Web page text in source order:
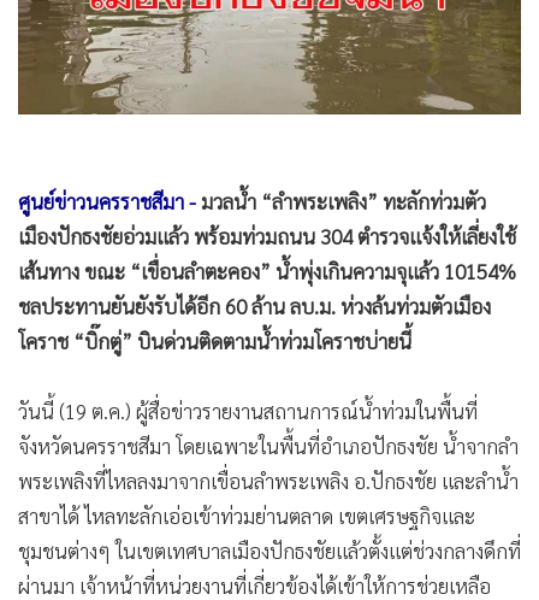
• Infographic
• การเมือง
ท่องเที่ยว
• Special Scoop
• เศรษฐกิจ-ธุรกิจ
• จีน
• ชุมชน-คุณภาพชีวิต
• อาชญากรรม
Motoring
•
เกม
วิทยาศาสตร์
SMEs
• หุ้น
• อินโดจีน
ศูนย์ข่าวนครราชสีมา - มวลน้ำ “ลำพระเพลิง” ทะลักท่วมตัว
เมืองปักธงชัยอ่วมแล้ว พร้อมท่วมถนน 304 ตำรวจแจ้งให้เลี่ยงใช้
เส้นทาง ขณะ “เขื่อนลำตะคอง” น้ำพุ่งเกินความจุแล้ว 10154%
ชลประทานยันยังรับได้อีก 60 ล้าน ลบ.ม. ห่วงล้นท่วมตัวเมือง
โคราช “บิ๊กตู่” บินด่วนติดตามน้ำท่วมโคราชบ่ายนี้
วันนี้ (19 ต.ค.) ผู้สื่อข่าวรายงานสถานการณ์น้ำท่วมในพื้นที่
จังหวัดนครราชสีมา โดยเฉพาะในพื้นที่อำเภอปักธงชัย น้ำจากลำ
พระเพลิงที่ไหลลงมาจากเขื่อนลำพระเพลิง อ.ปักธงชัย และลำน้ำ
สาขาได้ ไหลทะลักเอ่อเข้าท่วมย่านตลาด เขตเศรษฐกิจและ
ชุมชนต่างๆ ในเขตเทศบาลเมืองปักธงชัยแล้วตั้งแต่ช่วงกลางดึกที่
ผ่านมา เจ้าหน้าที่หน่วยงานที่เกี่ยวข้องได้เข้าให้การช่วยเหลือ